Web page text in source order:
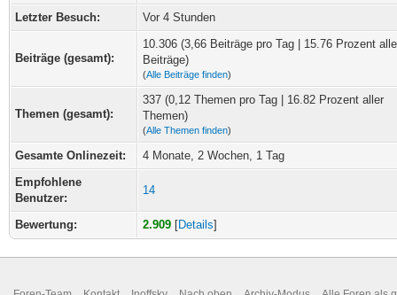
Letzter Besuch:
Vor 4 Stunden
Beiträge (gesamt):
10.306 (3,66 Beiträge pro Tag | 15.76 Prozent
Beiträge)
(Alle Beiträge finden)
Themen (gesamt):
337 (0,12 Themen pro Tag | 16.82 Prozent aller
Themen)
(Alle Themen finden)
Gesamte Onlinezeit:
4 Monate, 2 Wochen, 1 Tag
Empfohlene
Benutzer:
14
Bewertung: 2.909 [Details]